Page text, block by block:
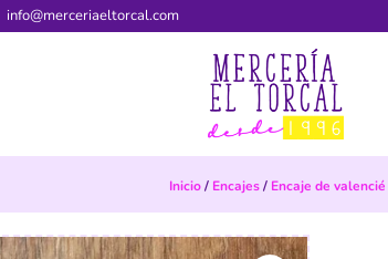
info@merceriaeltorcal.com
Inicio/ Encajes/ Encaje de valencié